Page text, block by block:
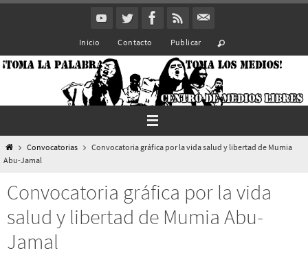
Inicio Contacto Publicar
InicioConvocatorias
Convocatoria gráfica por la vida salud y libertad de Mumia
Abu-Jamal
Convocatoria gráfica por la vida
salud y libertad de Mumia Abu-
Jamal